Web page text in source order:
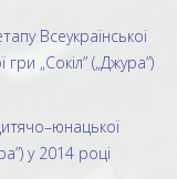
Всеукраїнської
„Сокіл” („Джура”)
у 2014 році